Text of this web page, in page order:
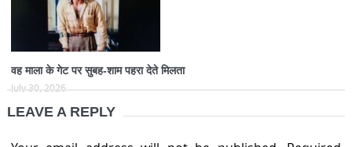
वह माला के गेट पर सुबह-शाम पहरा देते मिलता
July 30, 2026
LEAVE A REPLY